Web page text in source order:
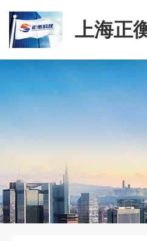
上海正